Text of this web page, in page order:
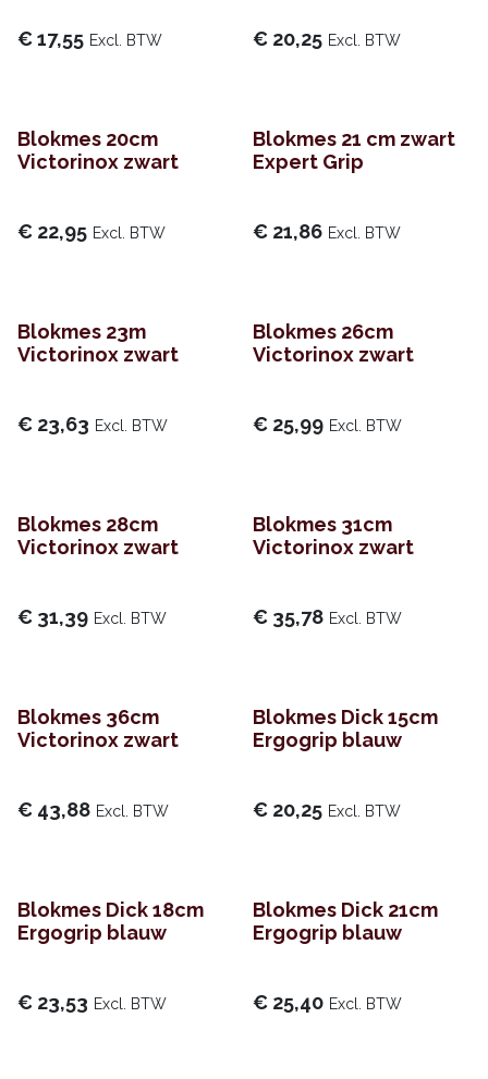
€17,55 Excl. BTW € 20,25 Excl. BTW
Blokmes 20cm
Victorinox zwart
€ 22,95 Excl. BTW
Blokmes 21 cm zwart
Expert Grip
€ 21,86 Excl. BTW
Blokmes 23m
Victorinox zwart
€ 23,63 Excl. BTW
Blokmes 26cm
Victorinox zwart
€ 25,99 Excl. BTW
Blokmes 28cm
Victorinox zwart
€ 31,39 Excl. BTW
Blokmes 31cm
Victorinox zwart
€ 35,78 Excl. BTW
Blokmes 36cm
Victorinox zwart
€ 43,88 Excl. BTW
Blokmes Dick 15cm
Ergogrip blauw
€ 20,25 Excl. BTW
Blokmes Dick 18cm
Ergogrip blauw
€ 23,53 Excl. BTW
Blokmes Dick 21cm
Ergogrip blauw
€ 25,40 Excl. BTW